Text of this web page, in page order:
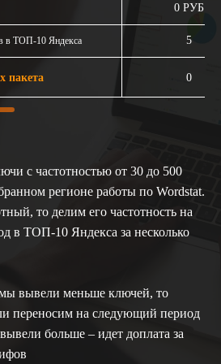
0 РУБ
в ТОП-10 Яндекса 5
пакета 0
с частотностью от 30 до 500
регионе работы по Wordstat.
то делим его частотность на
в ТОП-10 Яндекса за несколько
вывели меньше ключей, то
переносим на следующий период
больше – идет доплата за